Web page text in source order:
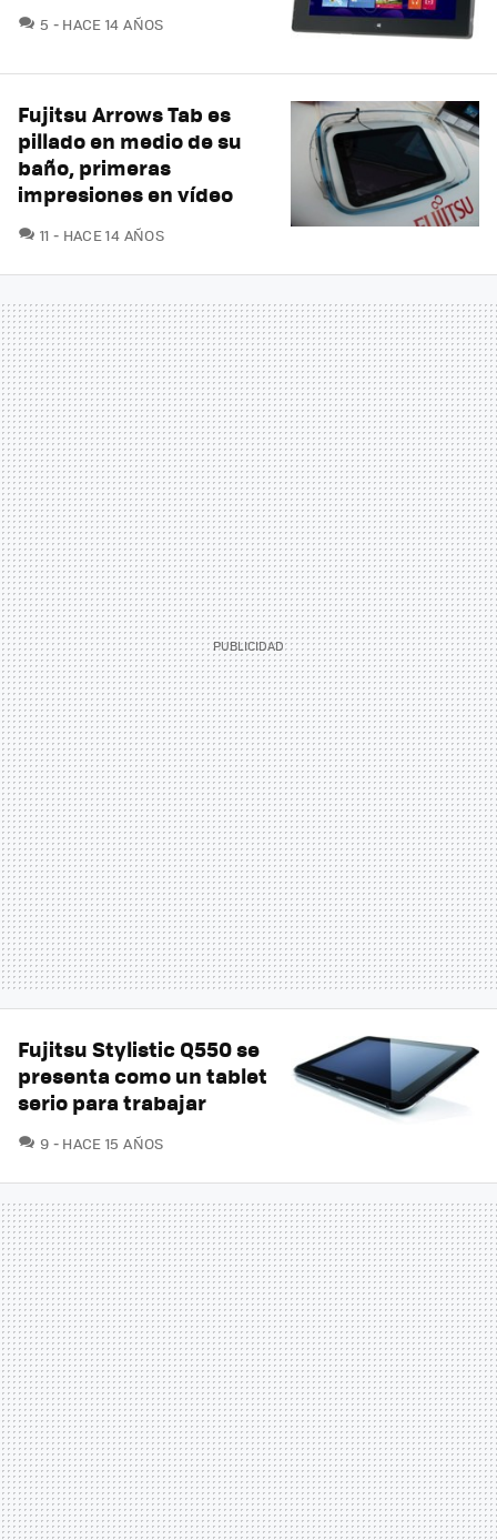
5 COMENTARIOS
HACE 14 AÑOS
Fujitsu Arrows Tab es
pillado en medio de su
baño, primeras
impresiones en vídeo
11 COMENTARIOS
HACE 14 AÑOS
Fujitsu Stylistic Q550 se
presenta como un tablet
serio para trabajar
9 COMENTARIOS
HACE 15 AÑOS